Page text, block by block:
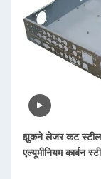
झुकने लेजर कट स्टील
एल्यूमीनियम कार्बन